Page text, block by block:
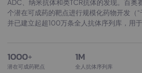
ADC、纳米抗体和类TCR抗体的发现。百奥
个潜在可成药的靶点进行规模化药物开发（“
并已建立起超100万条全人抗体序列库，用于
1000+
潜在可成药靶点
1M
全人抗体序列库